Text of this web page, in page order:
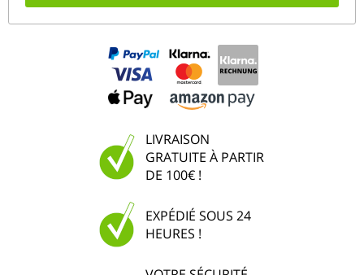
LIVRAISON
GRATUITE À PARTIR
DE 100€ !
EXPÉDIÉ SOUS 24
HEURES !